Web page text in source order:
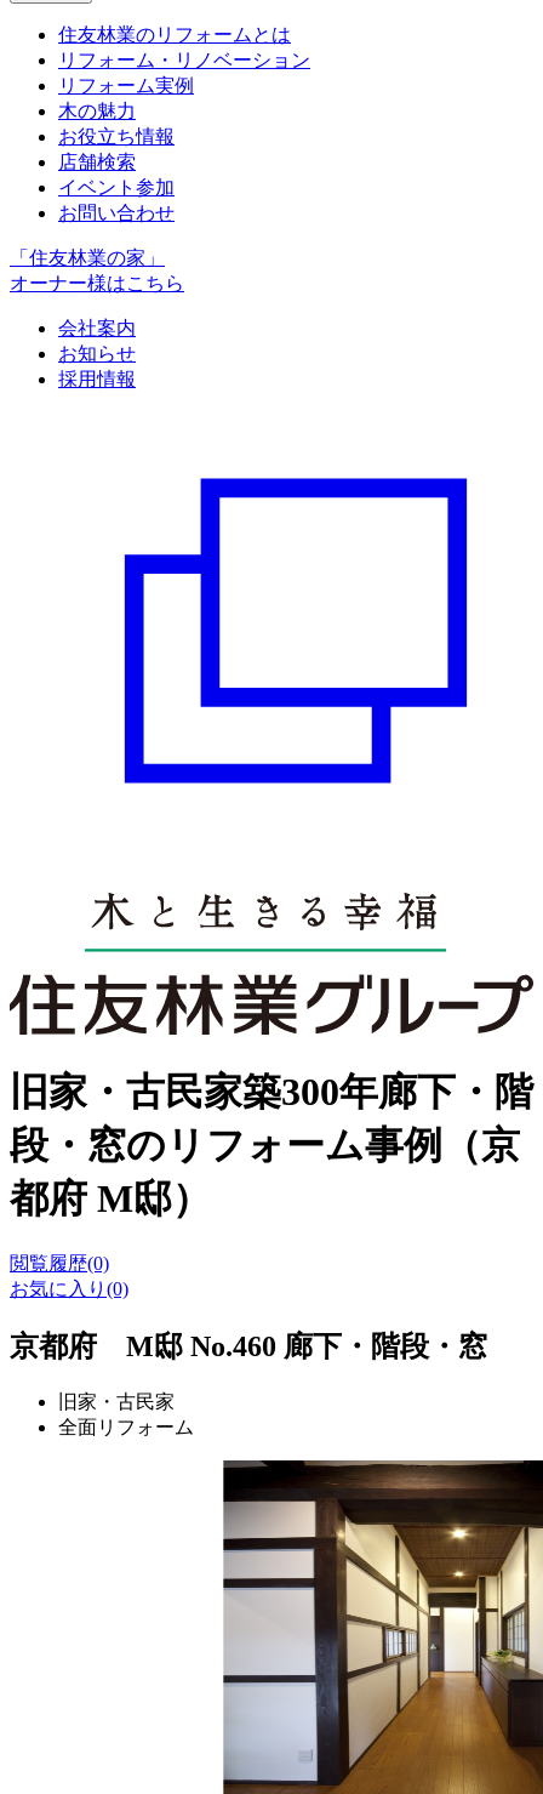
住友林業のリフォームとは
リフォーム・リノベーション
リフォーム実例
木の魅力
お役立ち情報
店舗検索
イベント参加
お問い合わせ
「住友林業の家」
オーナー様はこちら
会社案内
お知らせ
採用情報
旧家・古民家築300年廊下・階
段・窓のリフォーム事例（京
都府 M邸）
閲覧履歴(0)
お気に入り(0)
京都府 M邸 No.460 廊下・階段・窓
旧家・古民家
全面リフォーム